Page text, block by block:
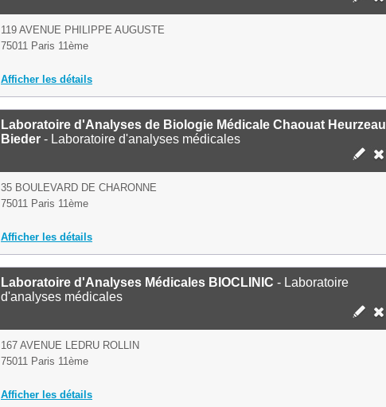
119 AVENUE PHILIPPE AUGUSTE
75011 Paris 11ème
Afficher les détails
Laboratoire d'Analyses de Biologie Médicale Chaouat Heurzeau
Bieder - Laboratoire d'analyses médicales
35 BOULEVARD DE CHARONNE
75011 Paris 11ème
Afficher les détails
Laboratoire d'Analyses Médicales BIOCLINIC - Laboratoire
d'analyses médicales
167 AVENUE LEDRU ROLLIN
75011 Paris 11ème
Afficher les détails